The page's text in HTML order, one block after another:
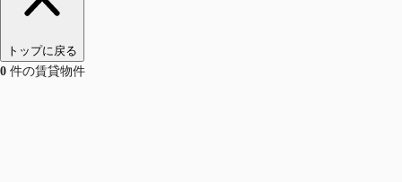
トップに戻る
0 件の賃貸物件